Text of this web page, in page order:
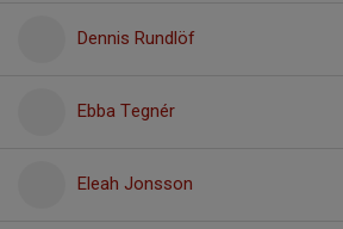
Dennis Rundlöf
Ebba Tegnér
Eleah Jonsson